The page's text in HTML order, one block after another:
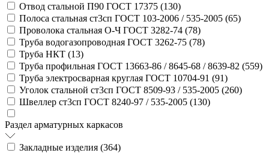
Отвод стальной П90 ГОСТ 17375 (130)
Полоса стальная ст3сп ГОСТ 103-2006 / 535-2005 (65)
Проволока стальная О-Ч ГОСТ 3282-74 (78)
Труба водогазопроводная ГОСТ 3262-75 (78)
Труба НКТ (13)
Труба профильная ГОСТ 13663-86 / 8645-68 / 8639-82 (559)
Труба электросварная круглая ГОСТ 10704-91 (91)
Уголок стальной ст3сп ГОСТ 8509-93 / 535-2005 (260)
Швеллер ст3сп ГОСТ 8240-97 / 535-2005 (130)
Раздел арматурных каркасов
Закладные изделия (364)